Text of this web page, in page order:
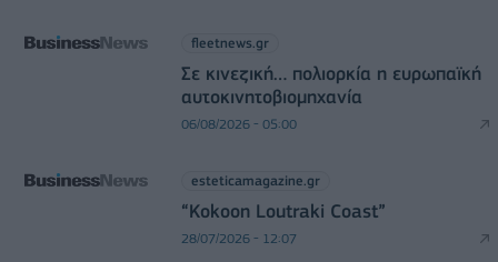
fleetnews.gr
Σε κινεζική… πολιορκία η ευρωπαϊκή
αυτοκινητοβιομηχανία
06/08/2026 - 05:00
esteticamagazine.gr
“Kokoon Loutraki Coast”
28/07/2026 - 12:07